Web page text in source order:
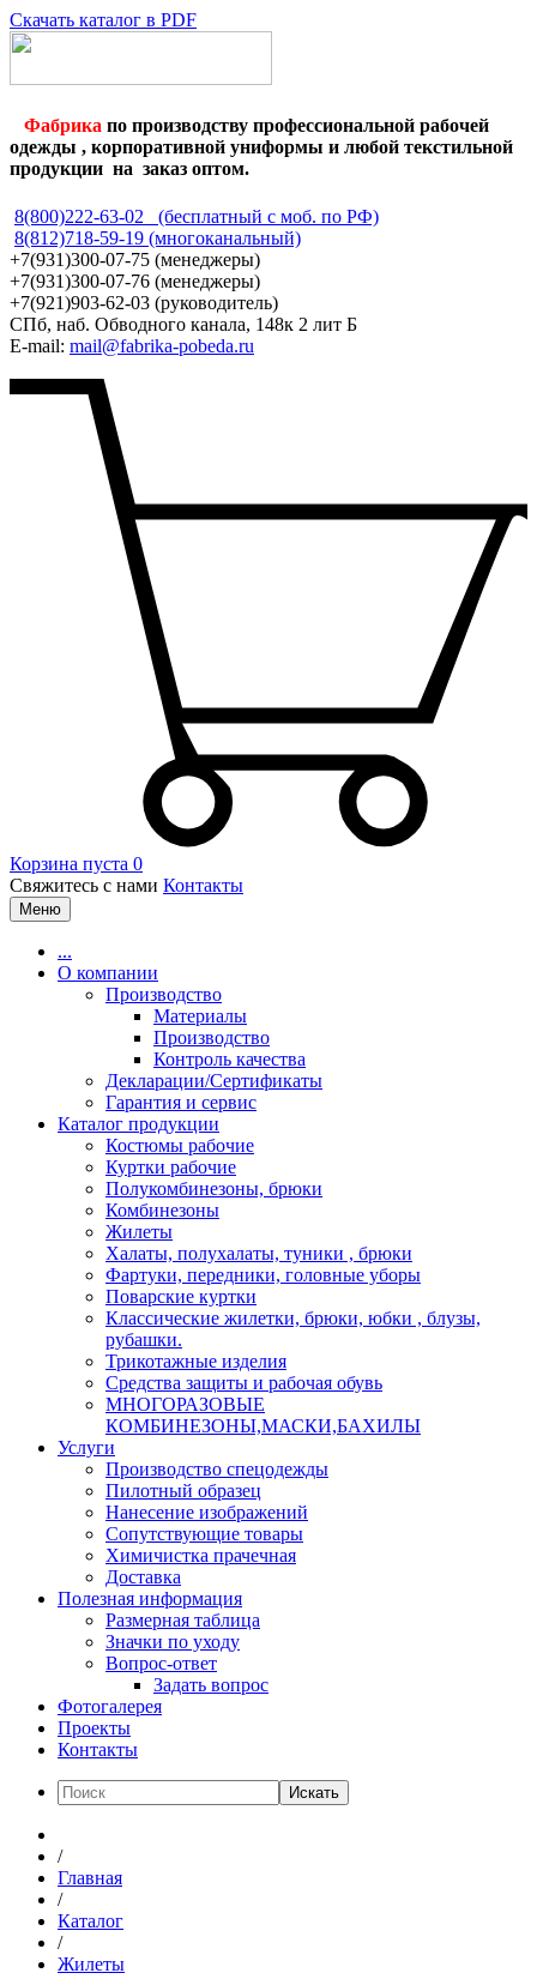
Скачать каталог в PDF
Фабрика по производству профессиональной рабочей
одежды , корпоративной униформы и любой текстильной
продукции на заказ оптом.
8(800)222-63-02 (бесплатный с моб. по РФ)
8(812)718-59-19 (многоканальный)
+7(931)300-07-75 (менеджеры)
+7(931)300-07-76 (менеджеры)
+7(921)903-62-03 (руководитель)
СПб, наб. Обводного канала, 148к 2 лит Б
E-mail: mail@fabrika-pobeda.ru
Корзина пуста 0
Свяжитесь с нами Контакты
Меню
...
О компании
Производство
Материалы
Производство
Контроль качества
Декларации/Сертификаты
Гарантия и сервис
Каталог продукции
Костюмы рабочие
Куртки рабочие
Полукомбинезоны, брюки
Комбинезоны
Жилеты
Халаты, полухалаты, туники , брюки
Фартуки, передники, головные уборы
Поварские куртки
Классические жилетки, брюки, юбки , блузы,
рубашки.
Трикотажные изделия
Средства защиты и рабочая обувь
МНОГОРАЗОВЫЕ
КОМБИНЕЗОНЫ,МАСКИ,БАХИЛЫ
Услуги
Производство спецодежды
Пилотный образец
Нанесение изображений
Сопутствующие товары
Химичистка прачечная
Доставка
Полезная информация
Размерная таблица
Значки по уходу
Вопрос-ответ
Задать вопрос
Фотогалерея
Проекты
Контакты
Искать
/
Главная
/
Каталог
/
Жилеты